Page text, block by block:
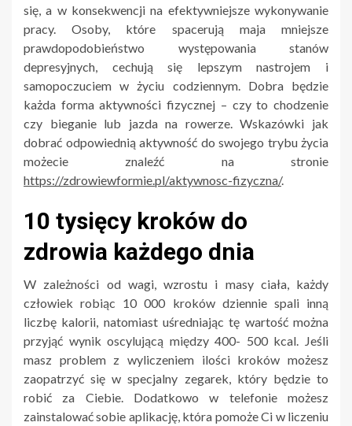
się, a w konsekwencji na efektywniejsze wykonywanie
pracy. Osoby, które spacerują maja mniejsze
prawdopodobieństwo występowania stanów
depresyjnych, cechują się lepszym nastrojem i
samopoczuciem w życiu codziennym. Dobra będzie
każda forma aktywności fizycznej – czy to chodzenie
czy bieganie lub jazda na rowerze. Wskazówki jak
dobrać odpowiednią aktywność do swojego trybu życia
możecie znaleźć na stronie
https://zdrowiewformie.pl/aktywnosc-fizyczna/.
10 tysięcy kroków do
zdrowia każdego dnia
W zależności od wagi, wzrostu i masy ciała, każdy
człowiek robiąc 10 000 kroków dziennie spali inną
liczbę kalorii, natomiast uśredniając tę wartość można
przyjąć wynik oscylującą między 400- 500 kcal. Jeśli
masz problem z wyliczeniem ilości kroków możesz
zaopatrzyć się w specjalny zegarek, który będzie to
robić za Ciebie. Dodatkowo w telefonie możesz
zainstalować sobie aplikację, która pomoże Ci w liczeniu